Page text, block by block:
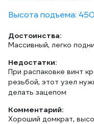
Высота подъема:
Достоинства:
Массивный, легко
Недостатки:
При распаковке винт
резьбой, этот узел
делать зацепом
Комментарий:
Хороший домкрат,